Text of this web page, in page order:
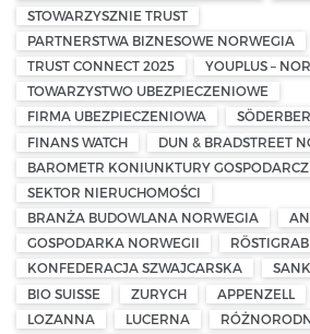
STOWARZYSZNIE TRUST
PARTNERSTWA BIZNESOWE NORWEGIA
TRUST CONNECT 2025
YOUPLUS –
TOWARZYSTWO UBEZPIECZENIOWE
FIRMA UBEZPIECZENIOWA
FINANS WATCH
DUN & BRADSTREET
BAROMETR KONIUNKTURY
SEKTOR NIERUCHOMOŚCI
BRANŻA BUDOWLANA NORWEGIA
GOSPODARKA NORWEGII
KONFEDERACJA SZWAJCARSKA
BIO SUISSE
ZURYCH APPENZELL
LOZANNA
LUCERNA